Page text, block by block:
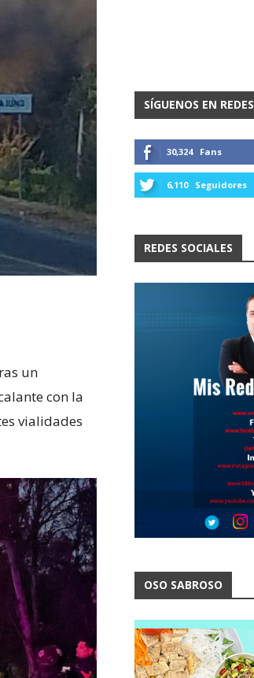
un
con la
vialidades
SÍGUENOS EN REDES
30,324 Fans
6,110 Seguidores
REDES SOCIALES
OSO SABROSO